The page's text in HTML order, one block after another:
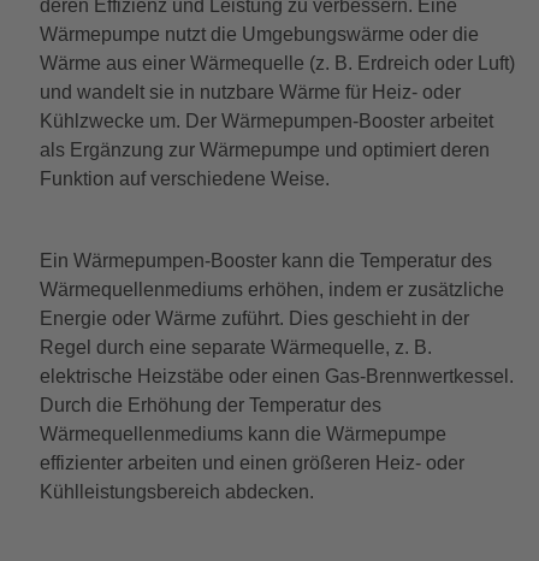
deren Effizienz und Leistung zu verbessern. Eine
Wärmepumpe nutzt die Umgebungswärme oder die
Wärme aus einer Wärmequelle (z. B. Erdreich oder Luft)
und wandelt sie in nutzbare Wärme für Heiz- oder
Kühlzwecke um. Der Wärmepumpen-Booster arbeitet
als Ergänzung zur Wärmepumpe und optimiert deren
Funktion auf verschiedene Weise.
Ein Wärmepumpen-Booster kann die Temperatur des
Wärmequellenmediums erhöhen, indem er zusätzliche
Energie oder Wärme zuführt. Dies geschieht in der
Regel durch eine separate Wärmequelle, z. B.
elektrische Heizstäbe oder einen Gas-Brennwertkessel.
Durch die Erhöhung der Temperatur des
Wärmequellenmediums kann die Wärmepumpe
effizienter arbeiten und einen größeren Heiz- oder
Kühlleistungsbereich abdecken.